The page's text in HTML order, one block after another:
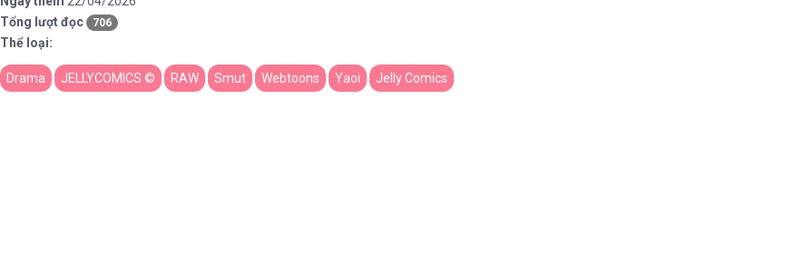
Tổng lượt đọc
706
Thể loại:
Drama JELLYCOMICS © RAW Smut Webtoons Yaoi Jelly Comics